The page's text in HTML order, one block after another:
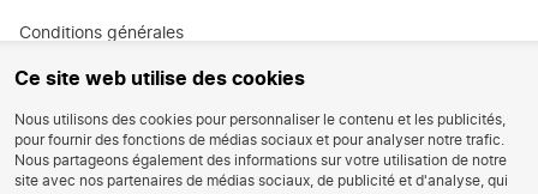
Ce site web utilise des cookies
Nous utilisons des cookies pour personnaliser le contenu et les publicités,
pour fournir des fonctions de médias sociaux et pour analyser notre trafic.
Nous partageons également des informations sur votre utilisation de notre
site avec nos partenaires de médias sociaux, de publicité et d'analyse, qui
Conditions générales
Carrières